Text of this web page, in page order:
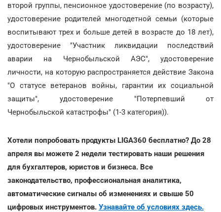
второй группы, пенсионное удостоверение (по возрасту),
удостоверение родителей многодетной семьи (которые
воспитывают трех и больше детей в возрасте до 18 лет),
удостоверение "Участник ликвидации последствий
аварии на Чернобыльской АЭС", удостоверение
личности, на которую распространяется действие Закона
"О статусе ветеранов войны, гарантии их социальной
защиты", удостоверение "Потерпевший от
Чернобыльской катастрофы" (1-3 категория)).
Хотели попробовать продукты LIGA360 бесплатно? До 28
апреля вы можете 2 недели тестировать наши решения
для бухгалтеров, юристов и бизнеса. Все
законодательство, профессиональная аналитика,
автоматические сигналы об изменениях и свыше 50
цифровых инструментов. Узнавайте об условиях здесь.